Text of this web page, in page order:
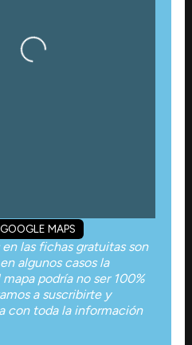
MAPS
las fichas gratuitas son
algunos casos la
podría no ser 100%
a suscribirte y
con toda la información